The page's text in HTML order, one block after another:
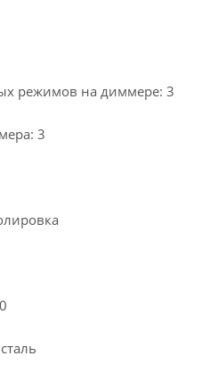
режимов на диммере: 3
3